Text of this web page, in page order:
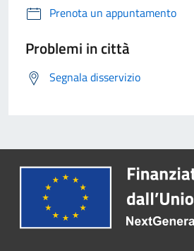
Prenota un appuntamento
Problemi in città
Segnala disservizio